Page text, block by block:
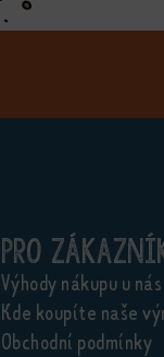
Pro
Výhody nákupu u nás
Kde koupíte naše
Obchodní podmínky